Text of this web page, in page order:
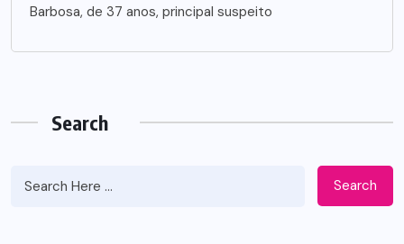
Barbosa, de 37 anos, principal suspeito
Search
Search